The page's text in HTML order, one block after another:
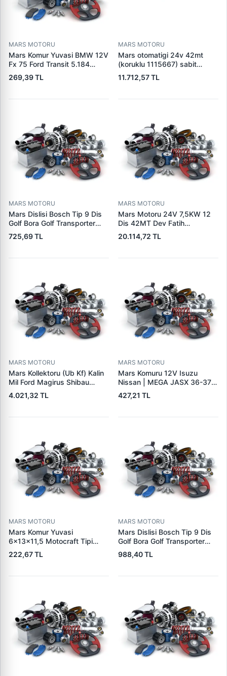
MARS MOTORU
Mars Komur Yuvasi BMW 12V
Fx 75 Ford Transit 5.184
Visteon | PARS PRS-BHL230
| OEM 97VB11000AA
269,39 TL
MARS MOTORU
Mars otomatigi 24v 42mt
(koruklu 1115667) sabit
pistonlu 3604650rx 7t0258
7x1955
11.712,57 TL
MARS MOTORU
Mars Dislisi Bosch Tip 9 Dis
Golf Bora Golf Transporter
Seat Skoda (15713) | ZEN
1108 | OEM 1072156
725,69 TL
MARS MOTORU
Mars Motoru 24V 7,5KW 12
Dis 42MT Dev Fatih
Cat,140H, 963B Cummins
L10,Qsc John Deere
LES0313 | OEM 0R2186
20.114,72 TL
MARS MOTORU
Mars Kollektoru (Ub Kf) Kalin
Mil Ford Magirus Shibau
TM30 Steyr | MAKO
72313641 | OEM 72313641
4.021,32 TL
MARS MOTORU
Mars Komuru 12V Isuzu
Nissan | MEGA JASX 36-37 |
OEM JASX36-37
427,21 TL
MARS MOTORU
Mars Komur Yuvasi
6×13×11,5 Motocraft Tipi
Ford Ranger Focus Fiesta
Connect (FO0731
5L8Z11000AC) | PARS PRS-
222,67 TL
MARS MOTORU
Mars Dislisi Bosch Tip 9 Dis
Golf Bora Golf Transporter
Seat Skoda (15713) | ZEN
1480 | OEM 1011480
988,40 TL